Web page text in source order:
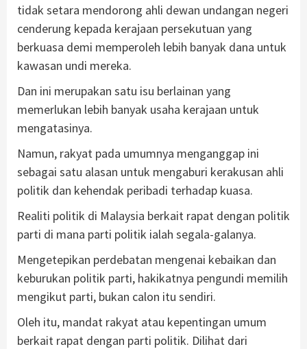
tidak setara mendorong ahli dewan undangan negeri
cenderung kepada kerajaan persekutuan yang
berkuasa demi memperoleh lebih banyak dana untuk
kawasan undi mereka.
Dan ini merupakan satu isu berlainan yang
memerlukan lebih banyak usaha kerajaan untuk
mengatasinya.
Namun, rakyat pada umumnya menganggap ini
sebagai satu alasan untuk mengaburi kerakusan ahli
politik dan kehendak peribadi terhadap kuasa.
Realiti politik di Malaysia berkait rapat dengan politik
parti di mana parti politik ialah segala-galanya.
Mengetepikan perdebatan mengenai kebaikan dan
keburukan politik parti, hakikatnya pengundi memilih
mengikut parti, bukan calon itu sendiri.
Oleh itu, mandat rakyat atau kepentingan umum
berkait rapat dengan parti politik. Dilihat dari